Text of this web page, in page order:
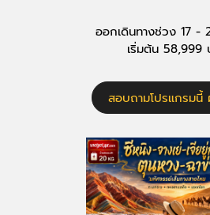
ออกเดินทางช่วง 17 -
เริ่มต้น 58,999
สอบถามโปรแกรมนี้